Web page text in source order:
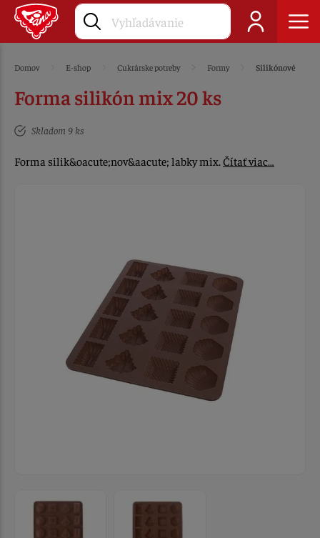
Domov E-shop Cukrárske potreby Formy Silikónové
Forma silikón mix 20 ks
Skladom 9 ks
Forma silik&oacute;nov&aacute; labky mix.Čítať viac…